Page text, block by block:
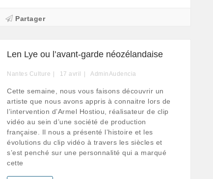
Partager
Len Lye ou l’avant-garde néozélandaise
Nantes Culture 17 avril AdminAudencia
Cette semaine, nous vous faisons découvrir un
artiste que nous avons appris à connaitre lors de
l’intervention d’Armel Hostiou, réalisateur de clip
vidéo au sein d’une société de production
française. Il nous a présenté l’histoire et les
évolutions du clip vidéo à travers les siècles et
s’est penché sur une personnalité qui a marqué
cette